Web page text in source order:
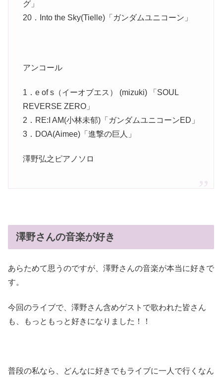
グ」
20．Into the Sky(Tielle)「ガンダムユニコーン」
アンコール
1．e of s（イーオブエス） (mizuki) 「SOUL
REVERSE ZERO」
2．RE:I AM(小林未郁)「ガンダムユニコーンED」
3．DOA(Aimee)「進撃の巨人」
澤野弘之ピアノソロ
澤野さんの音楽が好き
あらためて思うのですが、澤野さんの音楽が本当に好きで
す。
今回のライブで、澤野さん含めゲストで歌われた皆さん
も、もっともっと好きになりました！！
普段の私なら、どんなに好きでもライブに一人で行くなん